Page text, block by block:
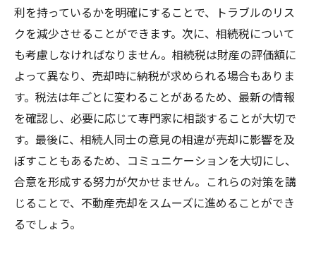
利を持っているかを明確にすることで、トラブルのリス
クを減少させることができます。次に、相続税について
も考慮しなければなりません。相続税は財産の評価額に
よって異なり、売却時に納税が求められる場合もありま
す。税法は年ごとに変わることがあるため、最新の情報
を確認し、必要に応じて専門家に相談することが大切で
す。最後に、相続人同士の意見の相違が売却に影響を及
ぼすこともあるため、コミュニケーションを大切にし、
合意を形成する努力が欠かせません。これらの対策を講
じることで、不動産売却をスムーズに進めることができ
るでしょう。